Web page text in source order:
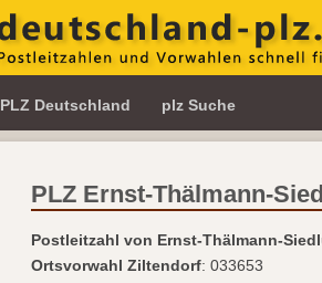
PLZ Deutschland plz Suche
PLZ Ernst-Thälmann-
Postleitzahl von Ernst-Thälmann-
Ortsvorwahl Ziltendorf: 033653